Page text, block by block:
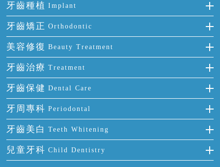
牙齒種植 Implant
種牙
單顆牙缺失
門牙缺失
多顆牙缺失
半口缺失
全口缺失
牙齒矯正 Orthodontic
隱形箍牙
前牙反頜
牙齒擁擠
牙齒前突
牙齒稀疏
美容修復 Beauty Treatment
全瓷牙
烤瓷牙
氟斑牙
四環素牙
活動假牙
牙貼面
牙齒治療 Treatment
補牙
智齒
根管治療
拔牙
牙痛
牙齒保健 Dental Care
正確刷牙
全國愛牙日
預防牙病
牙科通識
牙周專科 Periodontal
牙周炎
牙齦出血
牙齦炎
牙齒美白 Teeth Whitening
冷光美白
兒童牙科 Child Dentistry